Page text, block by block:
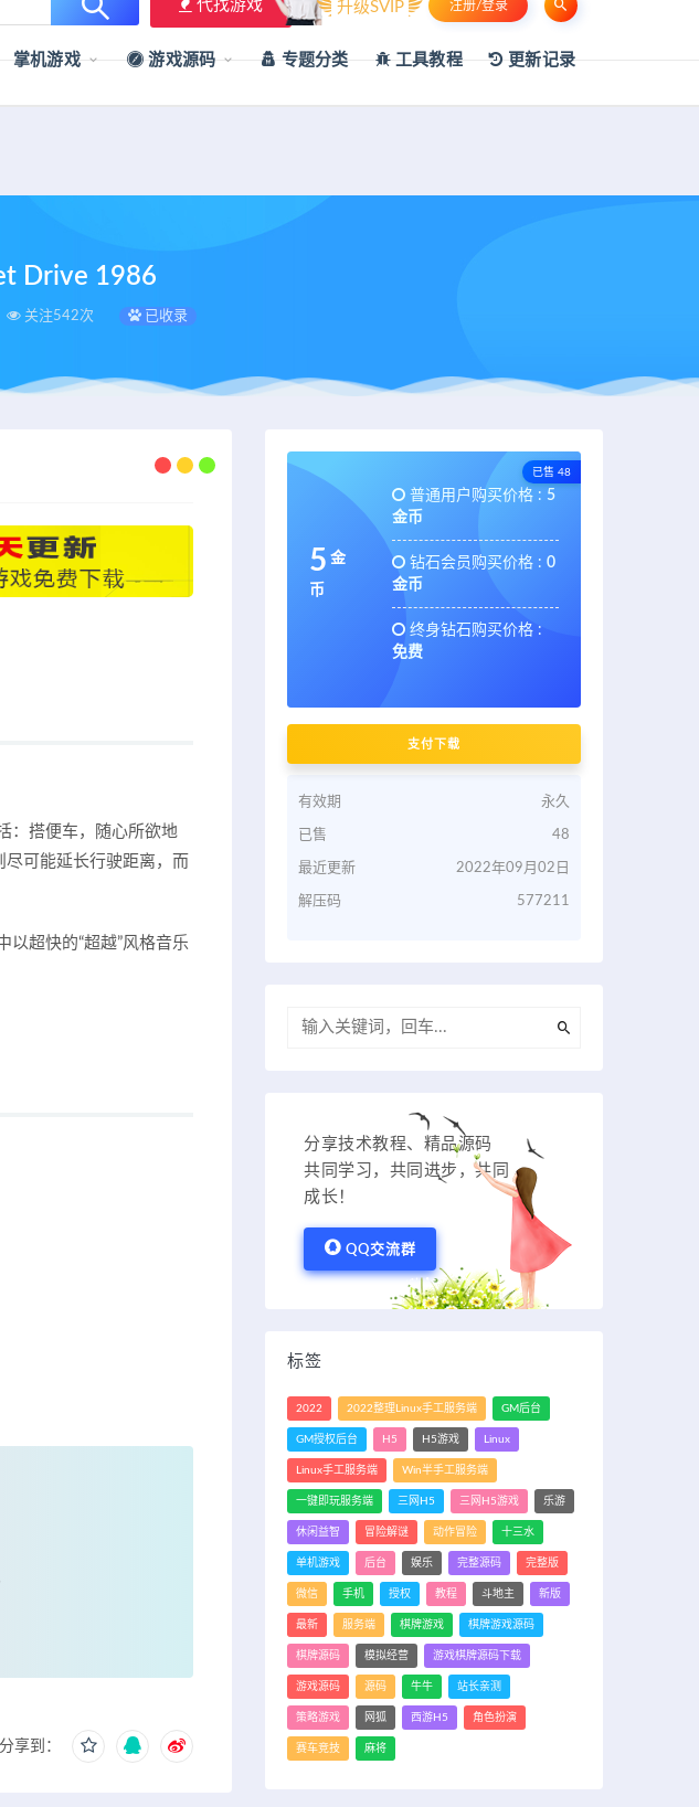
热门标签 资源专题 资源存档
代找游戏 升级SVIP 注册/登录
掌机游戏 游戏源码 专题分类 工具教程 更新记录
Drive 1986
关注542次 已收录
：搭便车，随心所欲地
尽可能延长行驶距离，而
超快的“超越”风格音乐
分享到：
已售 48
5 金
币
普通用户购买价格 : 5
金币
钻石会员购买价格 : 0
金币
终身钻石购买价格 :
免费
支付下载
有效期 永久
已售 48
最近更新 2022年09月02日
解压码 577211
分享技术教程、精品源码
共同学习，共同进步，共同
成长！
QQ交流群
标签
2022 2022整理Linux手工服务端 GM后台
GM授权后台 H5 H5游戏 Linux
Linux手工服务端 Win半手工服务端
一键即玩服务端 三网H5 三网H5游戏 乐游
休闲益智 冒险解谜 动作冒险 十三水
单机游戏 后台 娱乐 完整源码 完整版
微信 手机 授权 教程 斗地主 新版
最新 服务端 棋牌游戏 棋牌游戏源码
棋牌源码 模拟经营 游戏棋牌源码下载
游戏源码 源码 牛牛 站长亲测
策略游戏 网狐 西游H5 角色扮演
赛车竞技 麻将